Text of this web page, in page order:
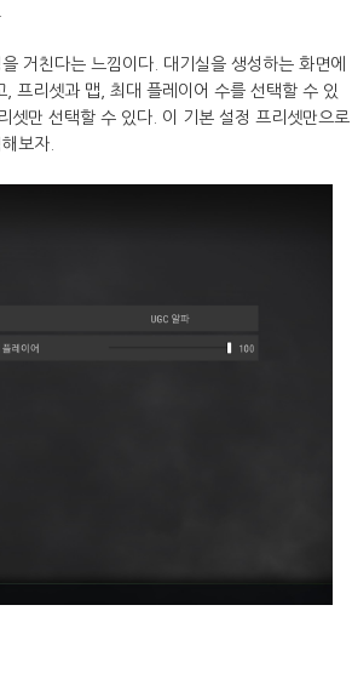
거친다는 느낌이다. 대기실을 생성하는 화면에
프리셋과 맵, 최대 플레이어 수를 선택할 수 있
셋만 선택할 수 있다. 이 기본 설정 프리셋만으로
보자.